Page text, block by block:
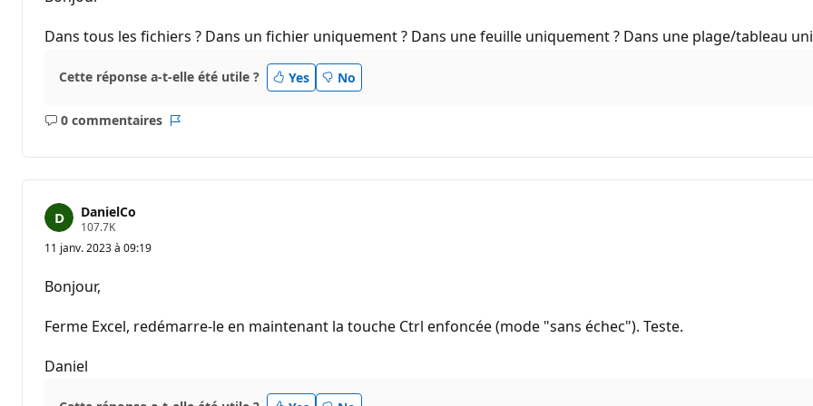
e
r
p
u
t
o
Dans tous les fichiers ? Dans un fichier uniquement ? Dans une feuille uniquement ? Dans une plage/tableau
Cette réponse a-t-elle été utile ? Yes No
0 commentaires
Aucun
DanielCo
107.7KP
o
i
e
r
a
11 janv. 2023 à 09:19
Bonjour,
Ferme Excel, redémarre-le en maintenant la touche Ctrl enfoncée (mode "sans échec"). Teste.
Daniel